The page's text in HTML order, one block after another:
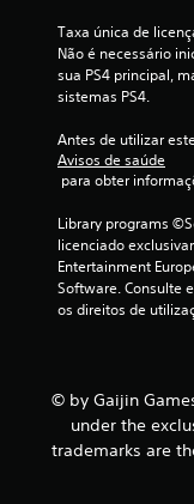
Taxa única de
Não é necessário
sua PS4 principal,
sistemas PS4.
Antes de utilizar
Avisos de saúde
para obter
Library programs
licenciado
Entertainment
Software. Consulte
os direitos de
© by Gaijin
under the
trademarks are